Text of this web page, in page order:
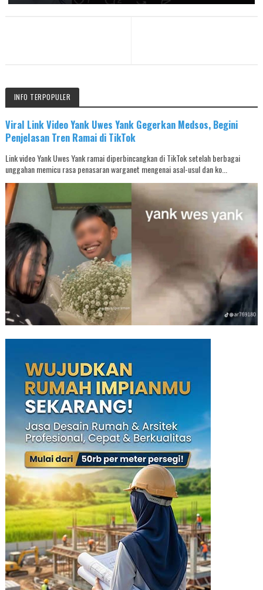
INFO TERPOPULER
Viral Link Video Yank Uwes Yank Gegerkan Medsos, Begini
Penjelasan Tren Ramai di TikTok
Link video Yank Uwes Yank ramai diperbincangkan di TikTok setelah berbagai
unggahan memicu rasa penasaran warganet mengenai asal-usul dan ko...